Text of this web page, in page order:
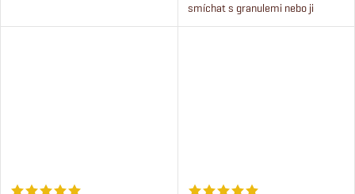
odměna po náročném dni, při
smíchat s granulemi nebo ji
podávat samotnou jako doplněk